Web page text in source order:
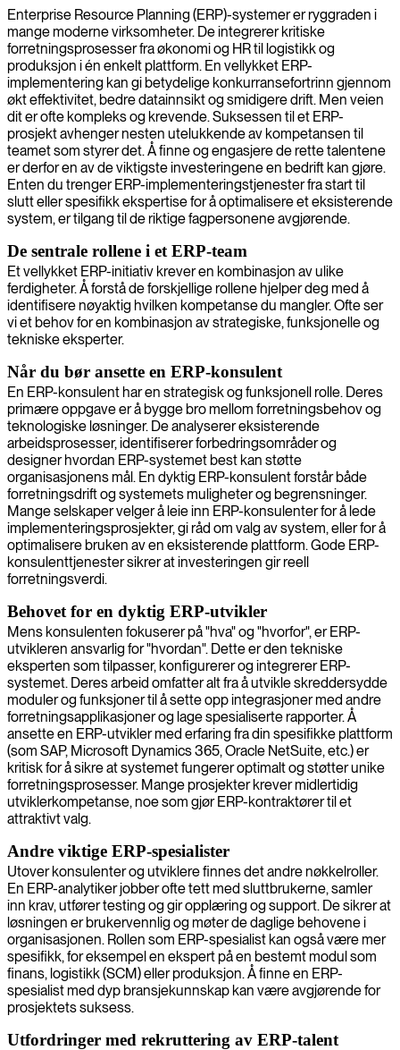
Vi kobler dyktige ERP-utviklere med spesialisert kompetanse for å
hjelpe virksomheter med å optimalisere og effektivisere driften
gjennom skreddersydde løsninger for virksomhetsstyring.
Enterprise Resource Planning (ERP)-systemer er ryggraden i
mange moderne virksomheter. De integrerer kritiske
forretningsprosesser fra økonomi og HR til logistikk og
produksjon i én enkelt plattform. En vellykket ERP-
implementering kan gi betydelige konkurransefortrinn gjennom
økt effektivitet, bedre datainnsikt og smidigere drift. Men veien
dit er ofte kompleks og krevende. Suksessen til et ERP-
prosjekt avhenger nesten utelukkende av kompetansen til
teamet som styrer det. Å finne og engasjere de rette talentene
er derfor en av de viktigste investeringene en bedrift kan gjøre.
Enten du trenger ERP-implementeringstjenester fra start til
slutt eller spesifikk ekspertise for å optimalisere et eksisterende
system, er tilgang til de riktige fagpersonene avgjørende.
De sentrale rollene i et ERP-team
Et vellykket ERP-initiativ krever en kombinasjon av ulike
ferdigheter. Å forstå de forskjellige rollene hjelper deg med å
identifisere nøyaktig hvilken kompetanse du mangler. Ofte ser
vi et behov for en kombinasjon av strategiske, funksjonelle og
tekniske eksperter.
Når du bør ansette en ERP-konsulent
En ERP-konsulent har en strategisk og funksjonell rolle. Deres
primære oppgave er å bygge bro mellom forretningsbehov og
teknologiske løsninger. De analyserer eksisterende
arbeidsprosesser, identifiserer forbedringsområder og
designer hvordan ERP-systemet best kan støtte
organisasjonens mål. En dyktig ERP-konsulent forstår både
forretningsdrift og systemets muligheter og begrensninger.
Mange selskaper velger å leie inn ERP-konsulenter for å lede
implementeringsprosjekter, gi råd om valg av system, eller for å
optimalisere bruken av en eksisterende plattform. Gode ERP-
konsulenttjenester sikrer at investeringen gir reell
forretningsverdi.
Behovet for en dyktig ERP-utvikler
Mens konsulenten fokuserer på "hva" og "hvorfor", er ERP-
utvikleren ansvarlig for "hvordan". Dette er den tekniske
eksperten som tilpasser, konfigurerer og integrerer ERP-
systemet. Deres arbeid omfatter alt fra å utvikle skreddersydde
moduler og funksjoner til å sette opp integrasjoner med andre
forretningsapplikasjoner og lage spesialiserte rapporter. Å
ansette en ERP-utvikler med erfaring fra din spesifikke plattform
(som SAP, Microsoft Dynamics 365, Oracle NetSuite, etc.) er
kritisk for å sikre at systemet fungerer optimalt og støtter unike
forretningsprosesser. Mange prosjekter krever midlertidig
utviklerkompetanse, noe som gjør ERP-kontraktører til et
attraktivt valg.
Andre viktige ERP-spesialister
Utover konsulenter og utviklere finnes det andre nøkkelroller.
En ERP-analytiker jobber ofte tett med sluttbrukerne, samler
inn krav, utfører testing og gir opplæring og support. De sikrer at
løsningen er brukervennlig og møter de daglige behovene i
organisasjonen. Rollen som ERP-spesialist kan også være mer
spesifikk, for eksempel en ekspert på en bestemt modul som
finans, logistikk (SCM) eller produksjon. Å finne en ERP-
spesialist med dyp bransjekunnskap kan være avgjørende for
prosjektets suksess.
Utfordringer med rekruttering av ERP-talent